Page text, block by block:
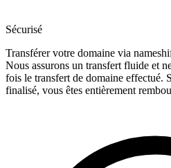
Sécurisé
Transférer votre domaine via
Nous assurons un transfert fluide et
fois le transfert de domaine effectué.
finalisé, vous êtes entièrement